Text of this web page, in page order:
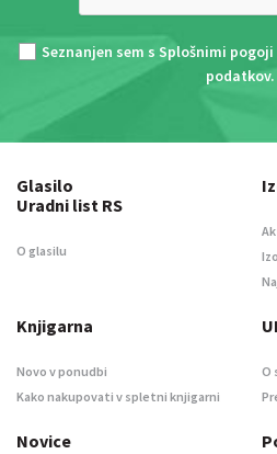
Seznanjen sem s Splošnimi pogoji
podatkov
Glasilo
Uradni list RS
O glasilu
Knjigarna
Novo v ponudbi
Kako nakupovati v spletni knjigarni
O
Novice